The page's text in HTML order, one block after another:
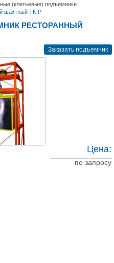
(клетьевые) подъемники
шахтный ТК-Р
РЕСТОРАННЫЙ
Заказать подъемник
Цена:
по запросу